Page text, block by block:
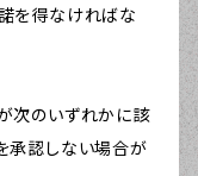
を得なければな
次のいずれかに該
承認しない場合が